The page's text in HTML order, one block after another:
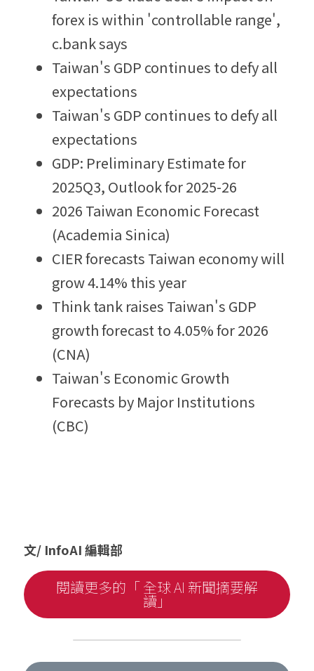
forex is within 'controllable range',
c.bank says
Taiwan's GDP continues to defy all
expectations
Taiwan's GDP continues to defy all
expectations
GDP: Preliminary Estimate for
2025Q3, Outlook for 2025-26
2026 Taiwan Economic Forecast
(Academia Sinica)
CIER forecasts Taiwan economy will
grow 4.14% this year
Think tank raises Taiwan's GDP
growth forecast to 4.05% for 2026
(CNA)
Taiwan's Economic Growth
Forecasts by Major Institutions
(CBC)
文/ InfoAI 編輯部
閱讀更多的「 全球 AI 新聞摘要解
讀」